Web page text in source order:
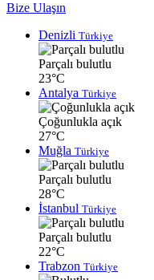
Bize Ulaşın
Denizli Türkiye
Parçalı bulutlu
23°C
Antalya Türkiye
Çoğunlukla açık
27°C
Muğla Türkiye
Parçalı bulutlu
28°C
İstanbul Türkiye
Parçalı bulutlu
22°C
Trabzon Türkiye